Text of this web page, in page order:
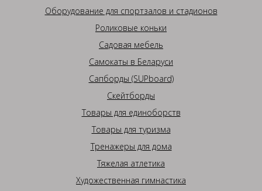
Оборудование для спортзалов и стадионов
Роликовые коньки
Садовая мебель
Самокаты в Беларуси
Сапборды (SUPboard)
Скейтборды
Товары для единоборств
Товары для туризма
Тренажеры для дома
Тяжелая атлетика
Художественная гимнастика